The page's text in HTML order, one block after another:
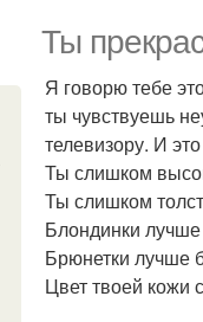
Ты
Я говорю тебе
ты чувствуешь
телевизору. И
Ты слишком
Ты слишком
Блондинки
Брюнетки лучше
Цвет твоей кожи